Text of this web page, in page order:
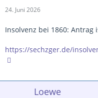
24. Juni 2026
Insolvenz bei 1860: Antrag
https://sechzger.de/
Loewe